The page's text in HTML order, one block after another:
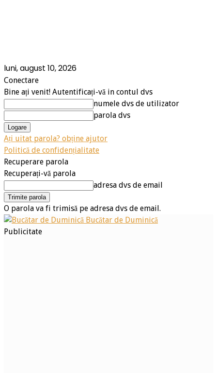
luni, august 10, 2026
Conectare
Bine ați venit! Autentificați-vă in contul dvs
numele dvs de utilizator
parola dvs
Ați uitat parola? obține ajutor
Politică de confidențialitate
Recuperare parola
Recuperați-vă parola
adresa dvs de email
O parola va fi trimisă pe adresa dvs de email.
Bucătar de Duminică
Publicitate